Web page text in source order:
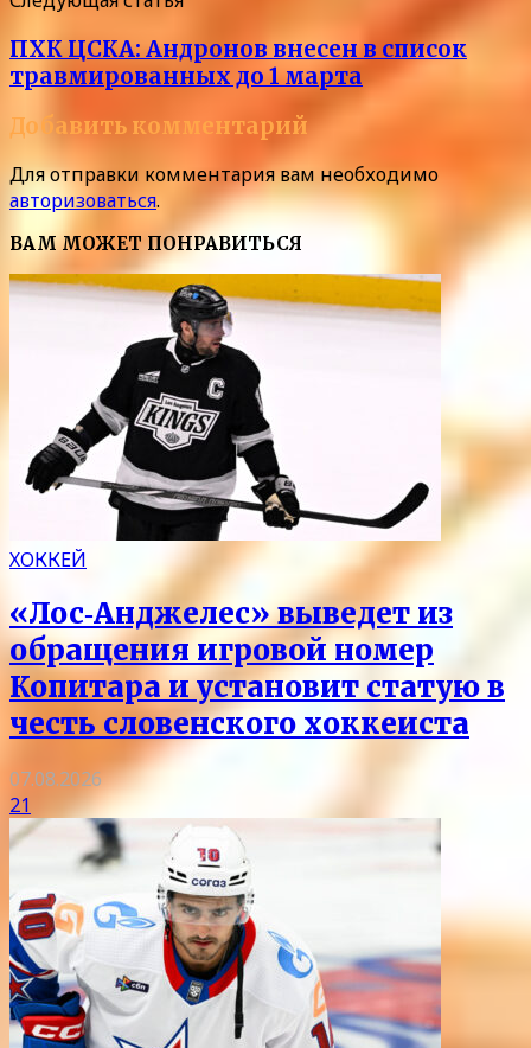
ПХК ЦСКА: Андронов внесен в список
травмированных до 1 марта
Добавить комментарий
Для отправки комментария вам необходимо
авторизоваться.
ВАМ МОЖЕТ ПОНРАВИТЬСЯ
ХОККЕЙ
«Лос‑Анджелес» выведет из
обращения игровой номер
Копитара и установит статую в
честь словенского хоккеиста
07.08.2026
21